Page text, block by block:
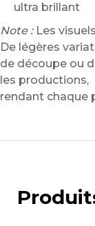
ultra brillant
Note :Les
De légères
de découpe ou
les productions,
rendant chaque